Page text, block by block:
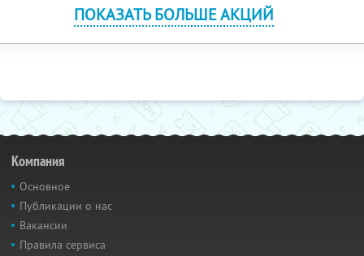
ПОКАЗАТЬ БОЛЬШЕ АКЦИЙ
Компания
Основное
Публикации о нас
Вакансии
Правила сервиса